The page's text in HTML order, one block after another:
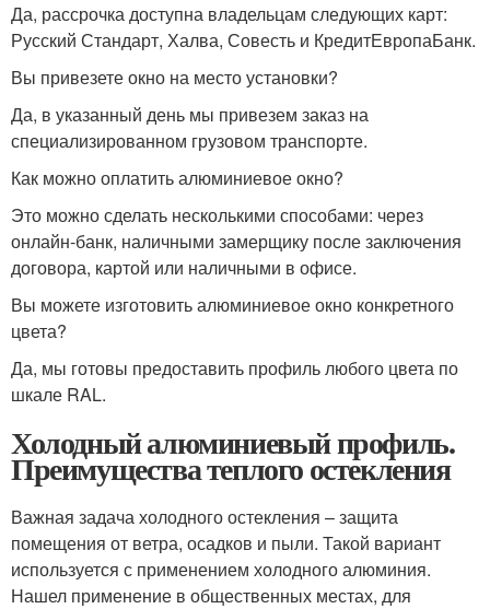
Да, рассрочка доступна владельцам следующих карт:
Русский Стандарт, Халва, Совесть и КредитЕвропаБанк.
Вы привезете окно на место установки?
Да, в указанный день мы привезем заказ на
специализированном грузовом транспорте.
Как можно оплатить алюминиевое окно?
Это можно сделать несколькими способами: через
онлайн-банк, наличными замерщику после заключения
договора, картой или наличными в офисе.
Вы можете изготовить алюминиевое окно конкретного
цвета?
Да, мы готовы предоставить профиль любого цвета по
шкале RAL.
Холодный алюминиевый профиль.
Преимущества теплого остекления
Важная задача холодного остекления – защита
помещения от ветра, осадков и пыли. Такой вариант
используется с применением холодного алюминия.
Нашел применение в общественных местах, для